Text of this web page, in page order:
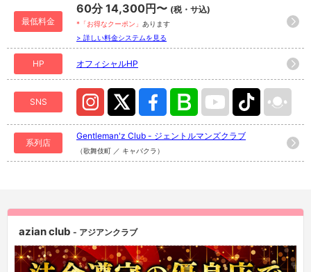
最低料金
60分 14,300円〜 (税・サ込)
*「お得なクーポン」 あります
> 詳しい料金システムを見る
HP オフィシャルHP
SNS
系列店
Gentleman'z Club - ジェントルマンズクラブ
（歌舞伎町 ／ キャバクラ）
azian club - アジアンクラブ